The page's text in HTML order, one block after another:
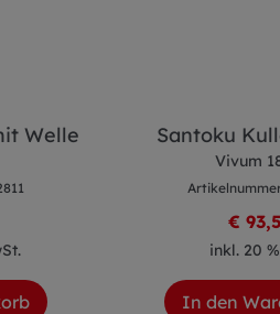
Welle Santoku
Vivum
€
inkl. 20
In den